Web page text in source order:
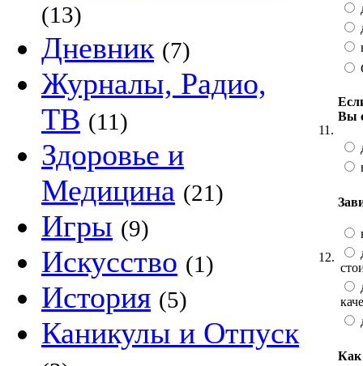
(13)
Дневник (7)
Журналы, Радио,
ТВ (11)
Здоровье и
Медицина (21)
Игры (9)
Искусство (1)
История (5)
Каникулы и Отпуск
11.
Вы
12.
Как